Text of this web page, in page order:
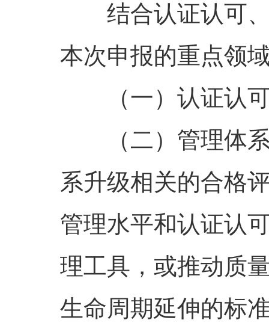
结合认证认可
本次申报的重点领
（一）认证认
（二）管理体
系升级相关的合格
管理水平和认证认
理工具，或推动质
生命周期延伸的标